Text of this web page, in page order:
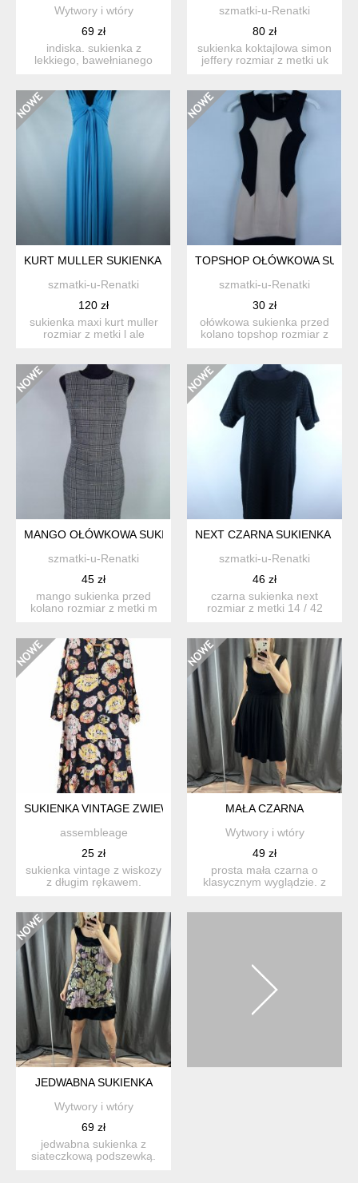
Wytwory i wtóry
69 zł
indiska. sukienka z
lekkiego, bawełnianego
szmatki-u-Renatki
80 zł
sukienka koktajlowa simon
jeffery rozmiar z metki uk
KURT MULLER SUKIENKA MAXI Z METKĄ / M
szmatki-u-Renatki
120 zł
sukienka maxi kurt muller
rozmiar z metki l ale
TOPSHOP OŁÓWKOWA
szmatki-u-Renatki
30 zł
ołówkowa sukienka przed
kolano topshop rozmiar z
MANGO OŁÓWKOWA SUKIENKA PRZED KOLANO KRATKA / M
szmatki-u-Renatki
45 zł
mango sukienka przed
kolano rozmiar z metki m
NEXT CZARNA SUKIENKA DO
szmatki-u-Renatki
46 zł
czarna sukienka next
rozmiar z metki 14 / 42
SUKIENKA VINTAGE ZWIEWNA Z DŁUGIM RĘKAWEM
assembleage
25 zł
sukienka vintage z wiskozy
z długim rękawem.
MAŁA CZARNA
Wytwory i wtóry
49 zł
prosta mała czarna o
klasycznym wyglądzie. z
JEDWABNA SUKIENKA
Wytwory i wtóry
69 zł
jedwabna sukienka z
siateczkową podszewką.